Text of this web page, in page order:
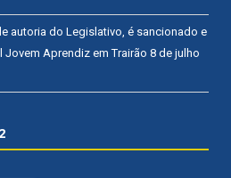
autoria do Legislativo, é sancionado e
Aprendiz em Trairão 8 de julho